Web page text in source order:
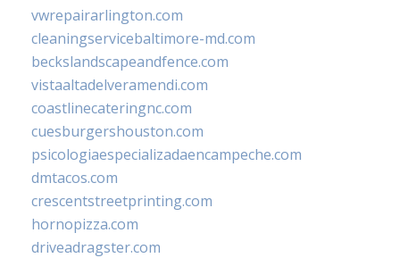
vwrepairarlington.com
cleaningservicebaltimore-md.com
beckslandscapeandfence.com
vistaaltadelveramendi.com
coastlinecateringnc.com
cuesburgershouston.com
psicologiaespecializadaencampeche.com
dmtacos.com
crescentstreetprinting.com
hornopizza.com
driveadragster.com